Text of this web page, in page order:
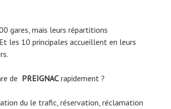
gares, mais leurs répartitions
les 10 principales accueillent en leurs
de PREIGNAC rapidement ?
du le trafic, réservation, réclamation